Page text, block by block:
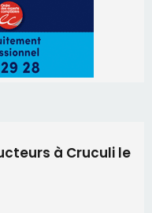
à Cruculi le